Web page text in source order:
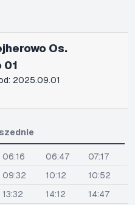
Os.
01
2025.09.01
06:16 06:47
07:17
09:32 10:12
10:52
13:32 14:12
14:47